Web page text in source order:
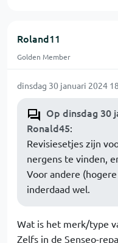
Roland11
Golden Member
dinsdag 30 januari 2024
Op dinsdag 30
Ronald45:
Revisiesetjes zijn
nergens te vinden,
Voor andere
inderdaad wel.
Wat is het merk/type
Zelfs in de Senseo-